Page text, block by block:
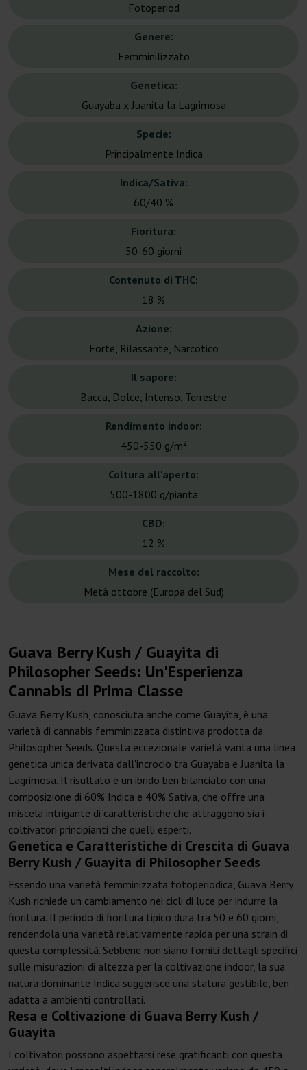
Fotoperiod
Genere:
Femminilizzato
Genetica:
Guayaba x Juanita la Lagrimosa
Specie:
Principalmente Indica
Indica/Sativa:
60/40 %
Fioritura:
50-60 giorni
Contenuto di THC:
18 %
Azione:
Forte, Rilassante, Narcotico
Il sapore:
Bacca, Dolce, Intenso, Terrestre
Rendimento indoor:
450-550 g/m²
Coltura all'aperto:
500-1800 g/pianta
CBD:
12 %
Mese del raccolto:
Metà ottobre (Europa del Sud)
Guava Berry Kush / Guayita di
Philosopher Seeds: Un'Esperienza
Cannabis di Prima Classe
Guava Berry Kush, conosciuta anche come Guayita, è una
varietà di cannabis femminizzata distintiva prodotta da
Philosopher Seeds. Questa eccezionale varietà vanta una linea
genetica unica derivata dall'incrocio tra Guayaba e Juanita la
Lagrimosa. Il risultato è un ibrido ben bilanciato con una
composizione di 60% Indica e 40% Sativa, che offre una
miscela intrigante di caratteristiche che attraggono sia i
coltivatori principianti che quelli esperti.
Genetica e Caratteristiche di Crescita di Guava
Berry Kush / Guayita di Philosopher Seeds
Essendo una varietà femminizzata fotoperiodica, Guava Berry
Kush richiede un cambiamento nei cicli di luce per indurre la
fioritura. Il periodo di fioritura tipico dura tra 50 e 60 giorni,
rendendola una varietà relativamente rapida per una strain di
questa complessità. Sebbene non siano forniti dettagli specifici
sulle misurazioni di altezza per la coltivazione indoor, la sua
natura dominante Indica suggerisce una statura gestibile, ben
adatta a ambienti controllati.
Resa e Coltivazione di Guava Berry Kush /
Guayita
I coltivatori possono aspettarsi rese gratificanti con questa